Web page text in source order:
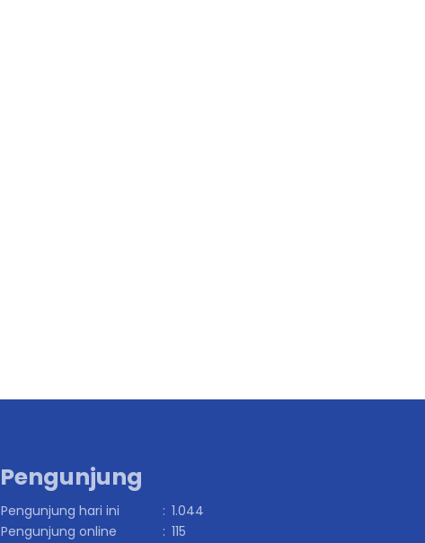
Pengunjung
Pengunjung hari ini : 1.044
Pengunjung online
: 115